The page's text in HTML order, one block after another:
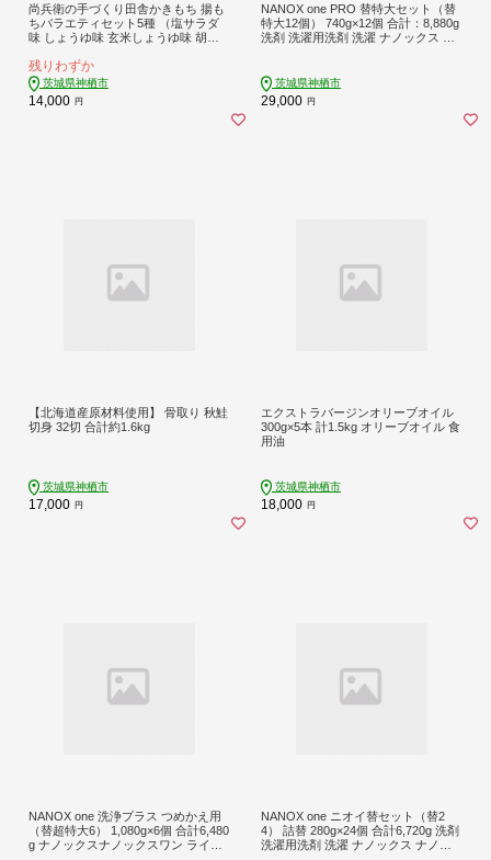
尚兵衛の手づくり田舎かきもち 揚も
ちバラエティセット5種 （塩サラダ
味 しょうゆ味 玄米しょうゆ味 胡麻
/ おやつ お菓子 おかし 揚げもち 揚げ
餅 せんべい 煎餅 お煎餅 おかき バラ
エティセット
残りわずか
茨城県神栖市
14,000 円
NANOX one PRO 替特大セット（替
特大12個） 740g×12個 合計：8,880g
洗剤 洗濯用洗剤 洗濯 ナノックス ナ
茨城県神栖市
29,000 円
【北海道産原材料使用】 骨取り 秋鮭
切身 32切 合計約1.6kg
茨城県神栖市
17,000 円
エクストラバージンオリーブオイル
300g×5本 計1.5kg オリーブオイル 食
用油
茨城県神栖市
18,000 円
NANOX one 洗浄プラス つめかえ用
（替超特大6） 1,080g×6個 合計6,480
g ナノックスナノックスワン ライオ
NANOX one ニオイ替セット（替2
4） 詰替 280g×24個 合計6,720g 洗剤
洗濯用洗剤 洗濯 ナノックス ナノッ